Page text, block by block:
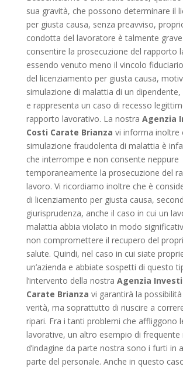
sua gravità, che possono determinare il
per giusta causa, senza preavviso,
condotta del lavoratore è talmente
consentire la prosecuzione del rapporto
essendo venuto meno il vincolo
del licenziamento per giusta causa,
simulazione di malattia di un
e rappresenta un caso di recesso
rapporto lavorativo. La nostra Agenzia
Costi Carate Brianza vi informa inoltre
simulazione fraudolenta di malattia è
che interrompe e non consente neppure
temporaneamente la prosecuzione del
lavoro. Vi ricordiamo inoltre che è
di licenziamento per giusta causa,
giurisprudenza, anche il caso in cui un
malattia abbia violato in modo
non compromettere il recupero del
salute. Quindi, nel caso in cui siate
un’azienda e abbiate sospetti di questo
l’intervento della nostra Agenzia
Carate Brianza vi garantirà la
verità, ma soprattutto di riuscire a
ripari. Fra i tanti problemi che affliggono
lavorative, un altro esempio di frequente
d’indagine da parte nostra sono i furti in
parte del personale. Anche in questo